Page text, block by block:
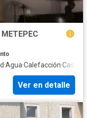
·Agua·Calefacción·Caseta
Ver en detalle